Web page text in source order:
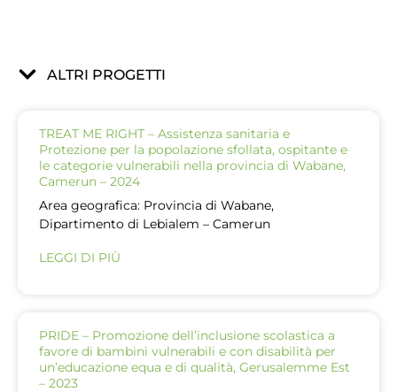
ALTRI PROGETTI
TREAT ME RIGHT – Assistenza sanitaria e
Protezione per la popolazione sfollata, ospitante e
le categorie vulnerabili nella provincia di Wabane,
Camerun – 2024
Area geografica: Provincia di Wabane,
Dipartimento di Lebialem – Camerun
LEGGI DI PIÙ
PRIDE – Promozione dell’inclusione scolastica a
favore di bambini vulnerabili e con disabilità per
un’educazione equa e di qualità, Gerusalemme Est
– 2023